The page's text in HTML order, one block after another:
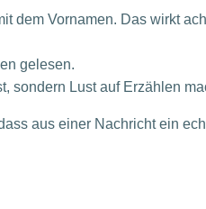
dem Vornamen. Das wirkt
gelesen.
sondern Lust auf Erzählen
aus einer Nachricht ein